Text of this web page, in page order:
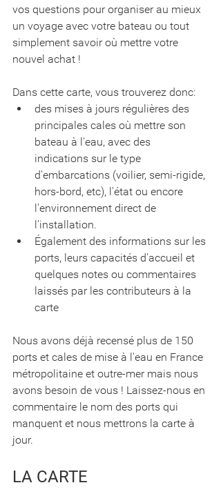
vos questions pour organiser au mieux
un voyage avec votre bateau ou tout
simplement savoir où mettre votre
nouvel achat !
Dans cette carte, vous trouverez donc:
des mises à jours régulières des
principales cales où mettre son
bateau à l'eau, avec des
indications sur le type
d'embarcations (voilier, semi-rigide,
hors-bord, etc), l'état ou encore
l'environnement direct de
l'installation.
Également des informations sur les
ports, leurs capacités d'accueil et
quelques notes ou commentaires
laissés par les contributeurs à la
carte
Nous avons déjà recensé plus de 150
ports et cales de mise à l'eau en France
métropolitaine et outre-mer mais nous
avons besoin de vous ! Laissez-nous en
commentaire le nom des ports qui
manquent et nous mettrons la carte à
jour.
LA CARTE